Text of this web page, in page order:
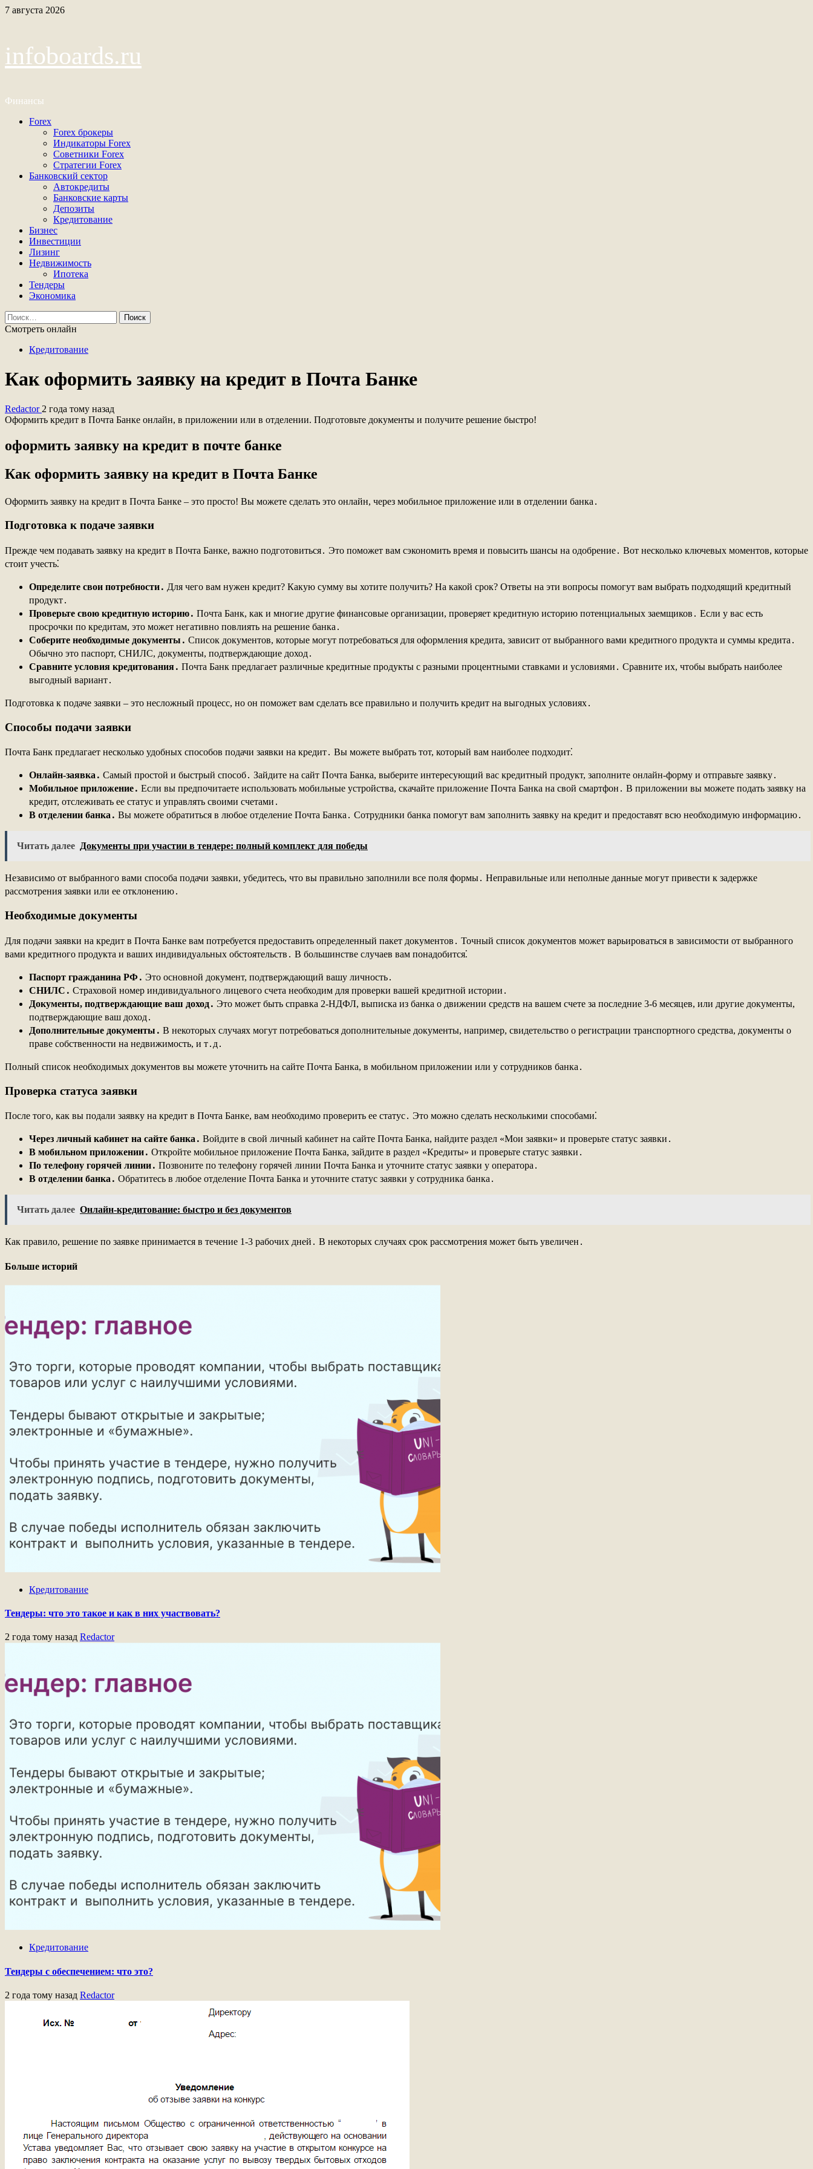
Перейти
7 августа 2026
infoboards.ru
Финансы
Основное
Forex
Forex брокеры
Индикаторы Forex
Советники Forex
Стратегии Forex
Банковский сектор
Автокредиты
Банковские карты
Депозиты
Кредитование
Бизнес
Инвестиции
Лизинг
Недвижимость
Ипотека
Тендеры
Экономика
Найти:
Смотреть онлайн
Кредитование
Как оформить заявку на кредит в Почта Банке
Redactor 2 года тому назад
Оформить кредит в Почта Банке онлайн, в приложении или в отделении. Подготовьте документы и получите решение быстро!
оформить заявку на кредит в почте банке
Как оформить заявку на кредит в Почта Банке
Оформить заявку на кредит в Почта Банке – это просто! Вы можете сделать это онлайн, через мобильное приложение или в отделении банка․
Подготовка к подаче заявки
Прежде чем подавать заявку на кредит в Почта Банке, важно подготовиться․ Это поможет вам сэкономить время и повысить шансы на одобрение․ Вот несколько ключевых моментов, которые
стоит учесть⁚
Определите свои потребности․ Для чего вам нужен кредит? Какую сумму вы хотите получить? На какой срок? Ответы на эти вопросы помогут вам выбрать подходящий кредитный
продукт․
Проверьте свою кредитную историю․ Почта Банк, как и многие другие финансовые организации, проверяет кредитную историю потенциальных заемщиков․ Если у вас есть
просрочки по кредитам, это может негативно повлиять на решение банка․
Соберите необходимые документы․ Список документов, которые могут потребоваться для оформления кредита, зависит от выбранного вами кредитного продукта и суммы кредита․
Обычно это паспорт, СНИЛС, документы, подтверждающие доход․
Сравните условия кредитования․ Почта Банк предлагает различные кредитные продукты с разными процентными ставками и условиями․ Сравните их, чтобы выбрать наиболее
выгодный вариант․
Подготовка к подаче заявки – это несложный процесс, но он поможет вам сделать все правильно и получить кредит на выгодных условиях․
Способы подачи заявки
Почта Банк предлагает несколько удобных способов подачи заявки на кредит․ Вы можете выбрать тот, который вам наиболее подходит⁚
Онлайн-заявка․ Самый простой и быстрый способ․ Зайдите на сайт Почта Банка, выберите интересующий вас кредитный продукт, заполните онлайн-форму и отправьте заявку․
Мобильное приложение․ Если вы предпочитаете использовать мобильные устройства, скачайте приложение Почта Банка на свой смартфон․ В приложении вы можете подать заявку на
кредит, отслеживать ее статус и управлять своими счетами․
В отделении банка․ Вы можете обратиться в любое отделение Почта Банка․ Сотрудники банка помогут вам заполнить заявку на кредит и предоставят всю необходимую информацию․
Читать далее Документы при участии в тендере: полный комплект для победы
Независимо от выбранного вами способа подачи заявки, убедитесь, что вы правильно заполнили все поля формы․ Неправильные или неполные данные могут привести к задержке
рассмотрения заявки или ее отклонению․
Необходимые документы
Для подачи заявки на кредит в Почта Банке вам потребуется предоставить определенный пакет документов․ Точный список документов может варьироваться в зависимости от выбранного
вами кредитного продукта и ваших индивидуальных обстоятельств․ В большинстве случаев вам понадобится⁚
Паспорт гражданина РФ․ Это основной документ, подтверждающий вашу личность․
СНИЛС․ Страховой номер индивидуального лицевого счета необходим для проверки вашей кредитной истории․
Документы, подтверждающие ваш доход․ Это может быть справка 2-НДФЛ, выписка из банка о движении средств на вашем счете за последние 3-6 месяцев, или другие документы,
подтверждающие ваш доход․
Дополнительные документы․ В некоторых случаях могут потребоваться дополнительные документы, например, свидетельство о регистрации транспортного средства, документы о
праве собственности на недвижимость, и т․д․
Полный список необходимых документов вы можете уточнить на сайте Почта Банка, в мобильном приложении или у сотрудников банка․
Проверка статуса заявки
После того, как вы подали заявку на кредит в Почта Банке, вам необходимо проверить ее статус․ Это можно сделать несколькими способами⁚
Через личный кабинет на сайте банка․ Войдите в свой личный кабинет на сайте Почта Банка, найдите раздел «Мои заявки» и проверьте статус заявки․
В мобильном приложении․ Откройте мобильное приложение Почта Банка, зайдите в раздел «Кредиты» и проверьте статус заявки․
По телефону горячей линии․ Позвоните по телефону горячей линии Почта Банка и уточните статус заявки у оператора․
В отделении банка․ Обратитесь в любое отделение Почта Банка и уточните статус заявки у сотрудника банка․
Читать далее Онлайн-кредитование: быстро и без документов
Как правило, решение по заявке принимается в течение 1-3 рабочих дней․ В некоторых случаях срок рассмотрения может быть увеличен․
Больше историй
Кредитование
Тендеры: что это такое и как в них участвовать?
2 года тому назад Redactor
Кредитование
Тендеры с обеспечением: что это?
2 года тому назад Redactor